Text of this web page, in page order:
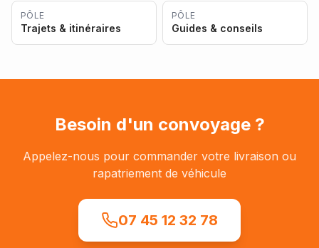
PÔLE
Trajets & itinéraires
PÔLE
Guides & conseils
Besoin d'un convoyage ?
Appelez-nous pour commander votre livraison ou
rapatriement de véhicule
07 45 12 32 78